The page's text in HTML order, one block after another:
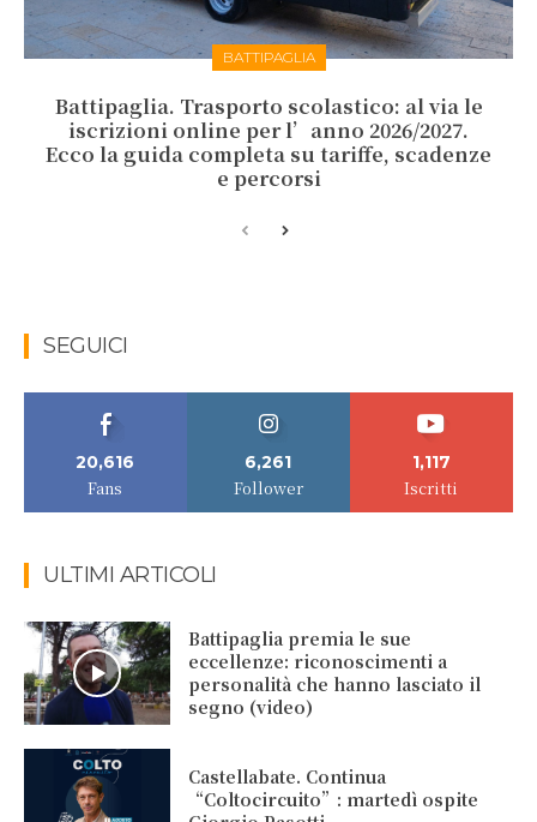
BATTIPAGLIA
Battipaglia. Trasporto scolastico: al via le
iscrizioni online per l’anno 2026/2027.
Ecco la guida completa su tariffe, scadenze
e percorsi
SEGUICI
20,616
Fans
6,261
Follower
1,117
Iscritti
ULTIMI ARTICOLI
Battipaglia premia le sue
eccellenze: riconoscimenti a
personalità che hanno lasciato il
segno (video)
Castellabate. Continua
“Coltocircuito”: martedì ospite